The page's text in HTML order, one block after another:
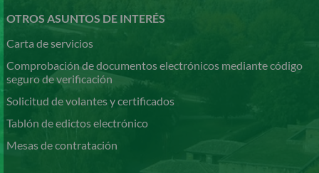
OTROS ASUNTOS DE INTERÉS
Carta de servicios
Comprobación de documentos electrónicos mediante código
seguro de verificación
Solicitud de volantes y certificados
Tablón de edictos electrónico
Mesas de contratación